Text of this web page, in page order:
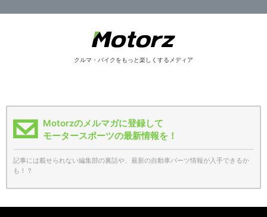
クルマ・バイクをもっと楽しくするメディア
Motorzのメルマガに登録して
モータースポーツの最新情報を！
記事には載せられない編集部の裏話や、最新の自動車パーツ情報が入手できるか
も！？